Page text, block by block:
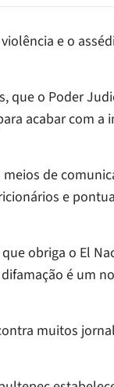
e o
que o Poder
acabar com a
meios de
e
obriga o El
é um
muitos